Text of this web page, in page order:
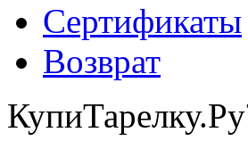
Сертификаты
Возврат